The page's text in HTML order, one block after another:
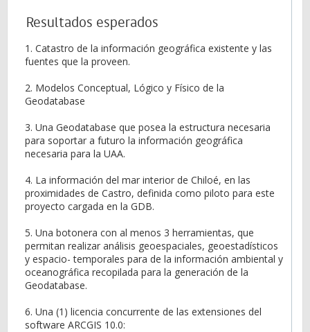
Resultados esperados
1. Catastro de la información geográfica existente y las
fuentes que la proveen.
2. Modelos Conceptual, Lógico y Físico de la
Geodatabase
3. Una Geodatabase que posea la estructura necesaria
para soportar a futuro la información geográfica
necesaria para la UAA.
4. La información del mar interior de Chiloé, en las
proximidades de Castro, definida como piloto para este
proyecto cargada en la GDB.
5. Una botonera con al menos 3 herramientas, que
permitan realizar análisis geoespaciales, geoestadísticos
y espacio- temporales para de la información ambiental y
oceanográfica recopilada para la generación de la
Geodatabase.
6. Una (1) licencia concurrente de las extensiones del
software ARCGIS 10.0: